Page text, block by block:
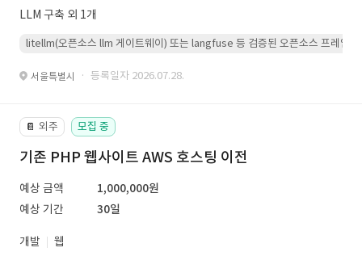
LLM 구축 외 1개
litellm(오픈소스 llm 게이트웨이) 또는 langfuse 등 검증된 오픈소스 프레임워
서울특별시 · 등록일자 2026.07.28.
📔 외주 모집 중
기존 PHP 웹사이트 AWS 호스팅 이전
예상 금액
1,000,000원
예상 기간
30일
개발
웹